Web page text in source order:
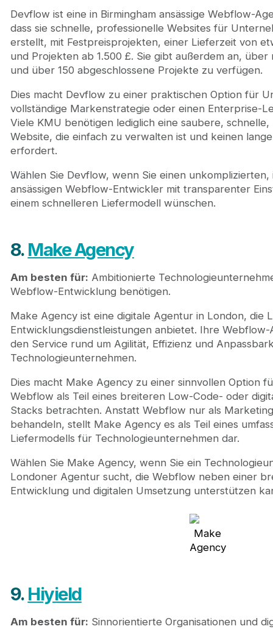
Devflow ist eine in Birmingham ansässige Webflow-
dass sie schnelle, professionelle Websites für
erstellt, mit Festpreisprojekten, einer Lieferzeit von
und Projekten ab 1.500 £. Sie gibt außerdem an,
und über 150 abgeschlossene Projekte zu verfügen.
Dies macht Devflow zu einer praktischen Option für
vollständige Markenstrategie oder einen Enterprise-
Viele KMU benötigen lediglich eine saubere,
Website, die einfach zu verwalten ist und keinen
erfordert.
Wählen Sie Devflow, wenn Sie einen
ansässigen Webflow-Entwickler mit transparenter
einem schnelleren Liefermodell wünschen.
8. Make Agency
Am besten für: Ambitionierte
Webflow-Entwicklung benötigen.
Make Agency ist eine digitale Agentur in London, die
Entwicklungsdienstleistungen anbietet. Ihre
den Service rund um Agilität, Effizienz und
Technologieunternehmen.
Dies macht Make Agency zu einer sinnvollen Option
Webflow als Teil eines breiteren Low-Code- oder
Stacks betrachten. Anstatt Webflow nur als
behandeln, stellt Make Agency es als Teil eines
Liefermodells für Technologieunternehmen dar.
Wählen Sie Make Agency, wenn Sie ein
Londoner Agentur sucht, die Webflow neben einer
Entwicklung und digitalen Umsetzung unterstützen
Make
Agency
9. Hiyield
Am besten für: Sinnorientierte Organisationen und